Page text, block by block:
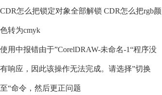
CDR怎么把锁定对象全部解锁 CDR怎么把rgb颜
色转为cmyk
使用中报错由于”CorelDRAW-未命名-1“程序没
有响应，因此该操作无法完成。请选择”切换
至“命令，然后更正问题